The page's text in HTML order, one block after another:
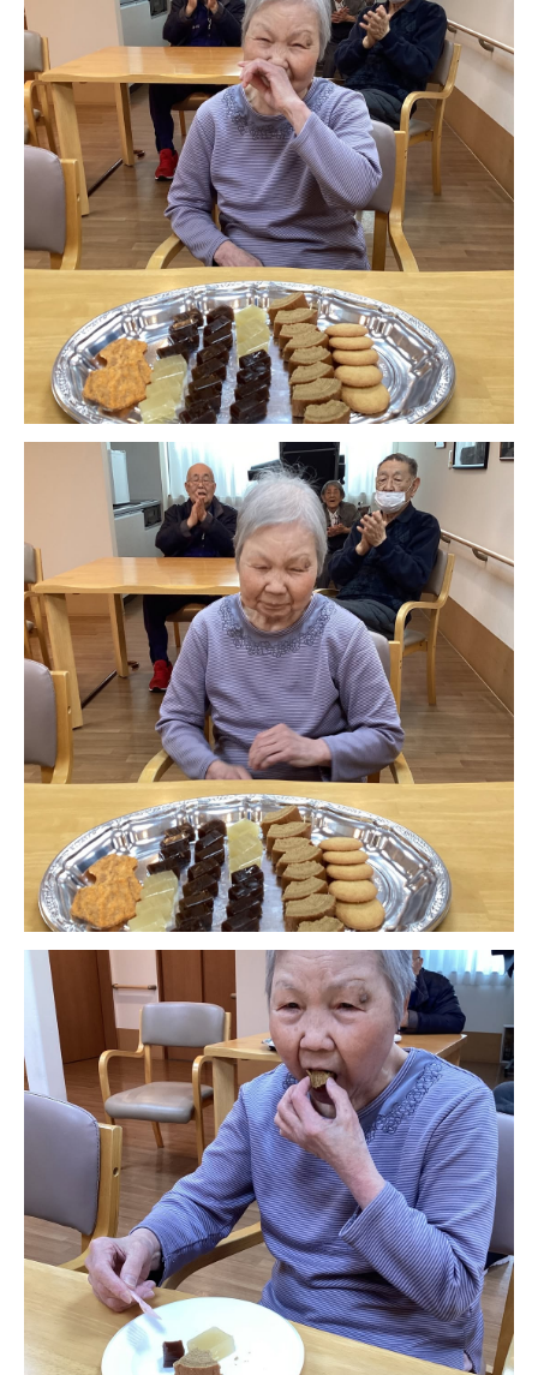
ファミリエール吉祥院
教育（共に生きる仲間達）
学校法人明星学園 関東福祉専門学校
国際医療専門学校 浦和学院高等学校
明星幼稚園 志学会高等学校
特定非営利活動法人ファイアーレッズメディカルスポ
ーツクラブ
特定非営利活動法人アート応援隊
その他
Mediclude 株式会社アジアメデカ元気事業団
株式会社フラワーコミュニティ放送
Medicare Lead Japan
株式会社日本医科学研究所
特定非営利活動法人共生フォーラム
一般社団法人フードラボジャパン
特定非営利活動法人日本医療福祉機構
株式会社アメックファーマシー
株式会社エネクト 株式会社 G.com R＆M
海外
海外グループ会社
美迪克（上海）商务咨询有限公司
共生（大連）商務諮詢有限公司
台灣善合股份有限公司
Angkor-Japan Friendship International
Hospital
クヴィアン小学校・カンボジア日本友好共生クヴ
ィアン中学校
カンボジア日本友好技術教育センター
NGO共生の家
G-COM JOINT STOCK COMPANY
海外子会社・合弁会社
上海介護施設